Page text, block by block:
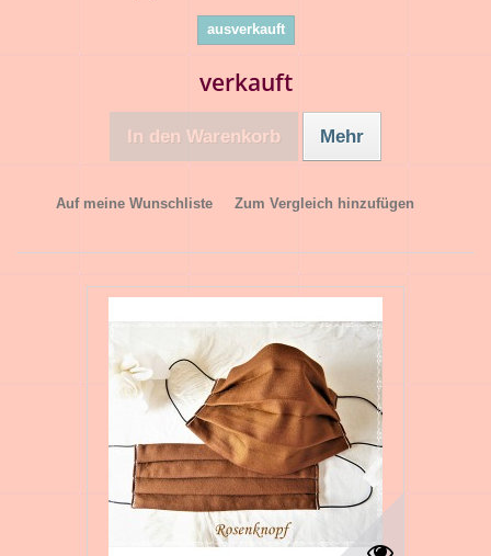
ausverkauft
verkauft
In den Warenkorb Mehr
Auf meine Wunschliste Zum Vergleich hinzufügen